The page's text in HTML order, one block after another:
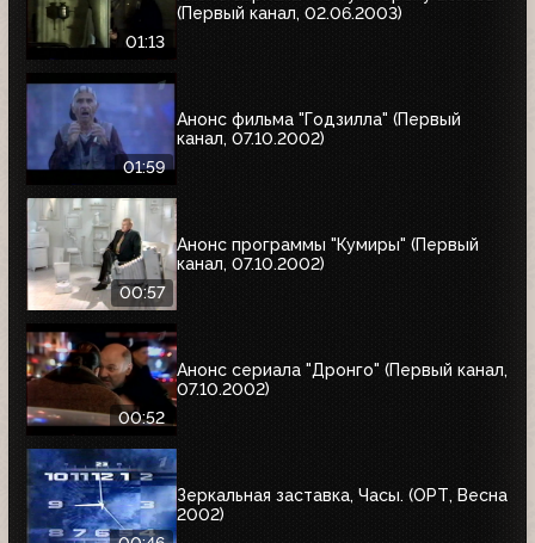
01:13
(Первый канал, 02.06.2003)
01:59
Анонс фильма "Годзилла" (Первый
канал, 07.10.2002)
00:57
Анонс программы "Кумиры" (Первый
канал, 07.10.2002)
00:52
Анонс сериала "Дронго" (Первый канал,
07.10.2002)
Зеркальная заставка, Часы. (ОРТ, Весна
2002)